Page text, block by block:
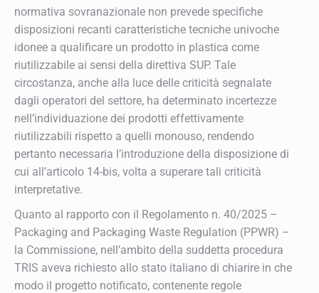
normativa sovranazionale non prevede specifiche
disposizioni recanti caratteristiche tecniche univoche
idonee a qualificare un prodotto in plastica come
riutilizzabile ai sensi della direttiva SUP. Tale
circostanza, anche alla luce delle criticità segnalate
dagli operatori del settore, ha determinato incertezze
nell’individuazione dei prodotti effettivamente
riutilizzabili rispetto a quelli monouso, rendendo
pertanto necessaria l’introduzione della disposizione di
cui all’articolo 14-bis, volta a superare tali criticità
interpretative.
Quanto al rapporto con il Regolamento n. 40/2025 –
Packaging and Packaging Waste Regulation (PPWR) –
la Commissione, nell’ambito della suddetta procedura
TRIS aveva richiesto allo stato italiano di chiarire in che
modo il progetto notificato, contenente regole